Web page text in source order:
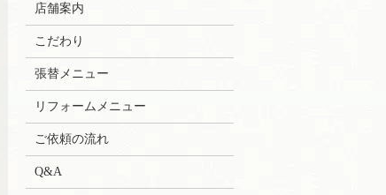
店舗案内
こだわり
張替メニュー
リフォームメニュー
ご依頼の流れ
Q&A